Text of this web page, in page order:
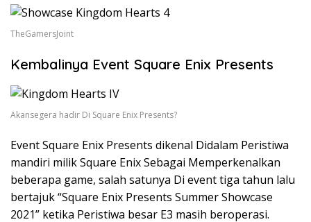
TheGamersJoint
Kembalinya Event Square Enix Presents
Akansegera hadir Di Square Enix Presents?
Event Square Enix Presents dikenal Didalam Peristiwa
mandiri milik Square Enix Sebagai Memperkenalkan
beberapa game, salah satunya Di event tiga tahun lalu
bertajuk “Square Enix Presents Summer Showcase
2021” ketika Peristiwa besar E3 masih beroperasi.